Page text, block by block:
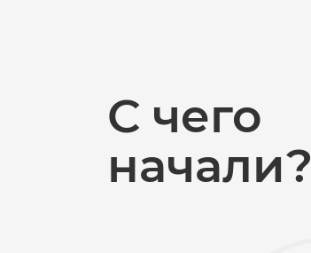
С чего
начали?